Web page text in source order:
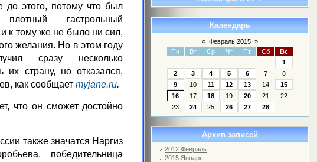
Календарь
« Февраль 2015 »
Пн
Вт Ср Чт Пт Сб
Вс
1
2
3 4 5 6 7
8
9
10 11 12 13 14
15
16
17 18 19 20 21
22
23
24 25 26 27 28
Архив записей
2012 Февраль
2015 Январь
до этого, потому что был
гастрольный
к тому же не было ни сил,
желания. Но в этом году
сразу несколько
их страну, но отказался,
как сообщает myjane.ru.
что он сможет достойно
также значатся Наргиз
победительница